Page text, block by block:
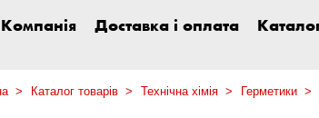
Компанія Доставка і оплата
Каталог товарів Технічна хімія Герметики